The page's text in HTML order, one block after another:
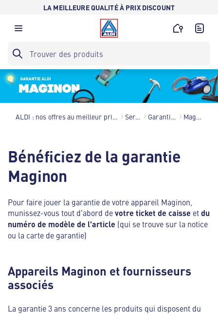
LA MEILLEURE QUALITÉ À PRIX DISCOUNT
ALDI : nos offres au meilleur prix toute l’année ! Services Garantie ALDI Maginon
Bénéficiez de la garantie
Maginon
Pour faire jouer la garantie de votre appareil Maginon,
munissez-vous tout d'abord devotre ticket de caisse etdu
numéro de modèle de l'article (qui se trouve sur la notice
ou la carte de garantie)
Appareils Maginon et fournisseurs
associés
La garantie 3 ans concerne les produits qui disposent du